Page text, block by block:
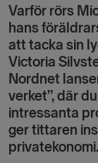
Varför rörs
hans
att tacka sin
Victoria
Nordnet
verket”, där
intressanta
ger tittaren
privatekonomi.